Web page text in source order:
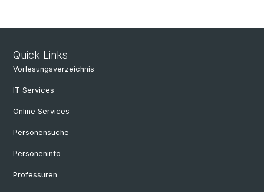
Quick Links
Vorlesungsverzeichnis
IT Services
Online Services
Personensuche
Personeninfo
Professuren